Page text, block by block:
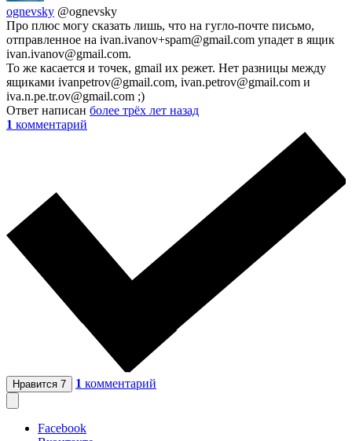
ognevsky @ognevsky
Про плюс могу сказать лишь, что на гугло-почте письмо,
отправленное на ivan.ivanov+spam@gmail.com упадет в ящик
ivan.ivanov@gmail.com.
То же касается и точек, gmail их режет. Нет разницы между
ящиками ivanpetrov@gmail.com, ivan.petrov@gmail.com и
iva.n.pe.tr.ov@gmail.com ;)
Ответ написан более трёх лет назад
1 комментарий
Нравится 7 1 комментарий
Facebook